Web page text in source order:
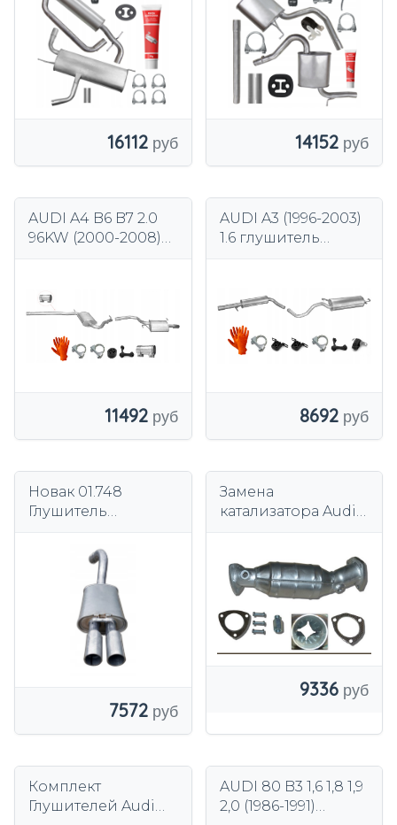
16112 14152
AUDI A4 B6 B7 2.0
96KW (2000-2008)
средний
11492
AUDI A3 (1996-2003)
1.6 глушитель
8692
Новак 01.748
Глушитель
7572
Замена
катализатора Audi
глушителем
9336
Комплект
Глушителей Audi
AUDI 80 B3 1,6 1,8 1,9
2,0 (1986-1991)